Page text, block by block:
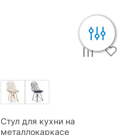
Стул для кухни на
металлокаркасе